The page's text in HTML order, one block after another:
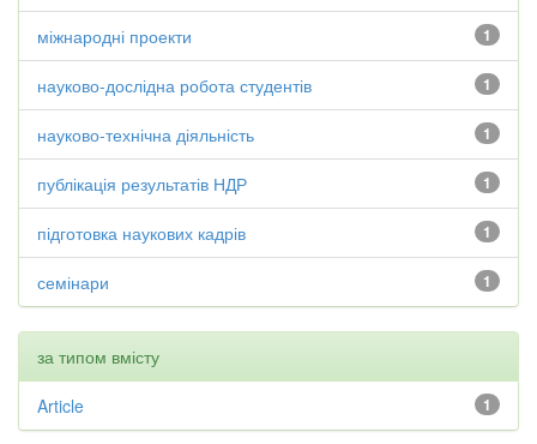
1
міжнародні проекти
1
науково-дослідна робота студентів
1
науково-технічна діяльність
1
публікація результатів НДР
1
підготовка наукових кадрів
1
семінари
за типом вмісту
1
Article